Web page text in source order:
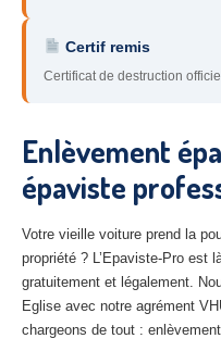
51 – Marne
– Eure-et-Loir
27– Eure
– Aube
02– Aisne
Tousles secteurs
Certif remis
Certificat de destruction officiel
Enlèvement
épaviste
Votre vieille voiture prend la
propriété ? L’Epaviste-Pro est
gratuitement et légalement.
Eglise avec notre agrément
chargeons de tout :